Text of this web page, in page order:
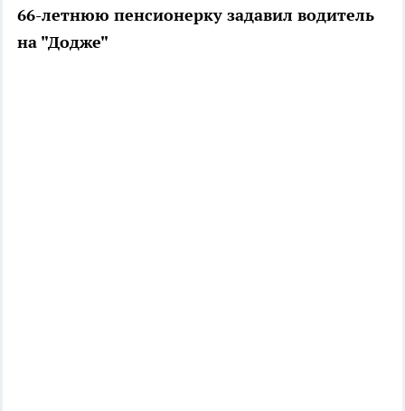
66-летнюю пенсионерку задавил водитель
на "Додже"